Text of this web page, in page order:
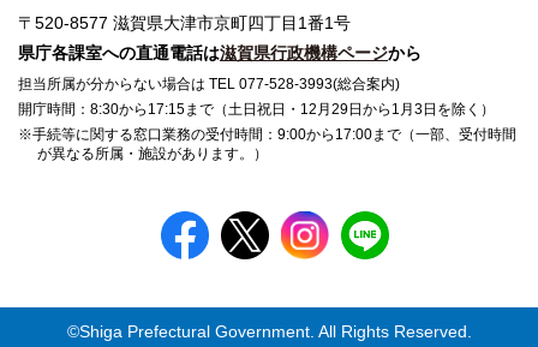
〒520-8577 滋賀県大津市京町四丁目1番1号
県庁各課室への直通電話は滋賀県行政機構ページから
担当所属が分からない場合は TEL 077-528-3993(総合案内)
開庁時間：8:30から17:15まで（土日祝日・12月29日から1月3日を除く）
※手続等に関する窓口業務の受付時間：9:00から17:00まで（一部、受付時間
が異なる所属・施設があります。）
©Shiga Prefectural Government. All Rights Reserved.